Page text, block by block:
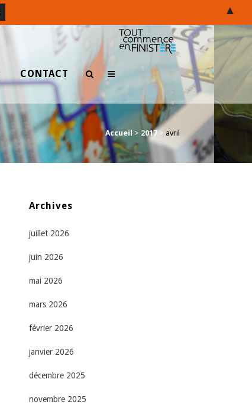
CONTACT
Accueil > 2017> avril
Archives
juillet 2026
juin 2026
mai 2026
mars 2026
février 2026
janvier 2026
décembre 2025
novembre 2025
▲